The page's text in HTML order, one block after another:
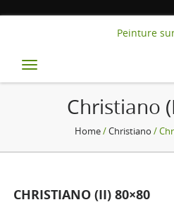
Peinture
Toggle
navigation
Christiano
Home/Christiano /
CHRISTIANO (II) 80×80